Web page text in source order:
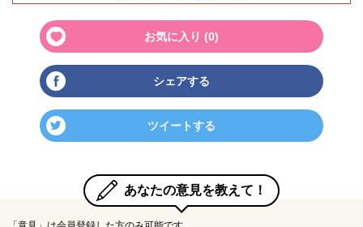
お気に入り (0)
シェアする
ツイートする
あなたの意見を教えて！